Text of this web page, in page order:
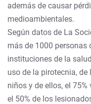
además de causar
medioambientales.
Según datos de La
más de 1000 personas
instituciones de la
uso de la pirotecnia, de
niños y de ellos, el
el 50% de los